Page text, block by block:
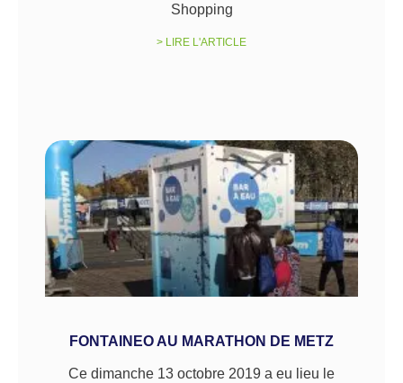
Shopping
> LIRE L'ARTICLE
FONTAINEO AU MARATHON DE METZ
Ce dimanche 13 octobre 2019 a eu lieu le